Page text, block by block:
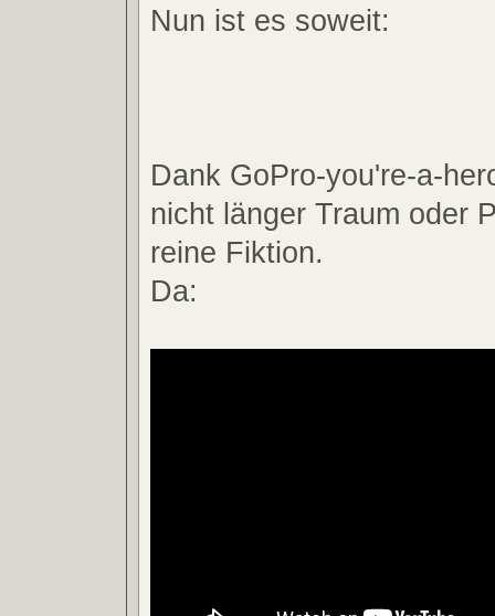
Nun ist es soweit:
Dank GoPro-you're-a-
nicht länger Traum oder
reine Fiktion.
Da: